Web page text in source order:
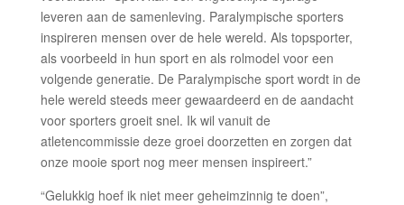
leveren aan de samenleving. Paralympische sporters
inspireren mensen over de hele wereld. Als topsporter,
als voorbeeld in hun sport en als rolmodel voor een
volgende generatie. De Paralympische sport wordt in de
hele wereld steeds meer gewaardeerd en de aandacht
voor sporters groeit snel. Ik wil vanuit de
atletencommissie deze groei doorzetten en zorgen dat
onze mooie sport nog meer mensen inspireert.”
“Gelukkig hoef ik niet meer geheimzinnig te doen”,